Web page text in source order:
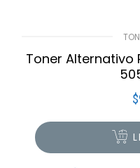
Toner Alternativo
$